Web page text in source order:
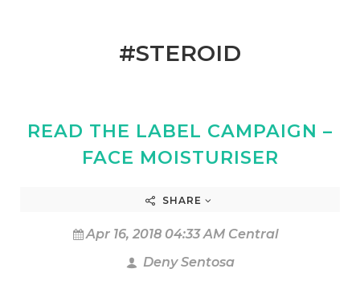
#STEROID
READ THE LABEL CAMPAIGN –
FACE MOISTURISER
SHARE
Apr 16, 2018 04:33 AM Central
Deny Sentosa